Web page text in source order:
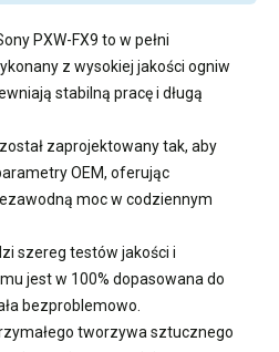
PXW-FX9 to w pełni
z wysokiej jakości ogniw
stabilną pracę i długą
został zaprojektowany tak, aby
OEM, oferując
moc w codziennym
szereg testów jakości i
jest w 100% dopasowana do
bezproblemowo.
tworzywa sztucznego